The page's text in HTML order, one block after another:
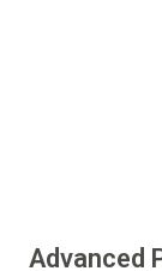
Advanced